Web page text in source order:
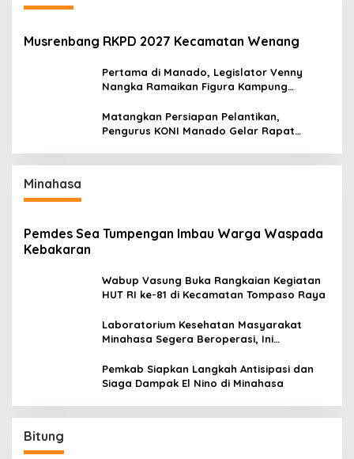
Musrenbang RKPD 2027 Kecamatan Wenang
Pertama di Manado, Legislator Venny
Nangka Ramaikan Figura Kampung
Matangkan Persiapan Pelantikan,
Pengurus KONI Manado Gelar Rapat
Minahasa
Pemdes Sea Tumpengan Imbau Warga Waspada
Kebakaran
Wabup Vasung Buka Rangkaian Kegiatan
HUT RI ke-81 di Kecamatan Tompaso Raya
Laboratorium Kesehatan Masyarakat
Minahasa Segera Beroperasi, Ini
Pemkab Siapkan Langkah Antisipasi dan
Siaga Dampak El Nino di Minahasa
Bitung